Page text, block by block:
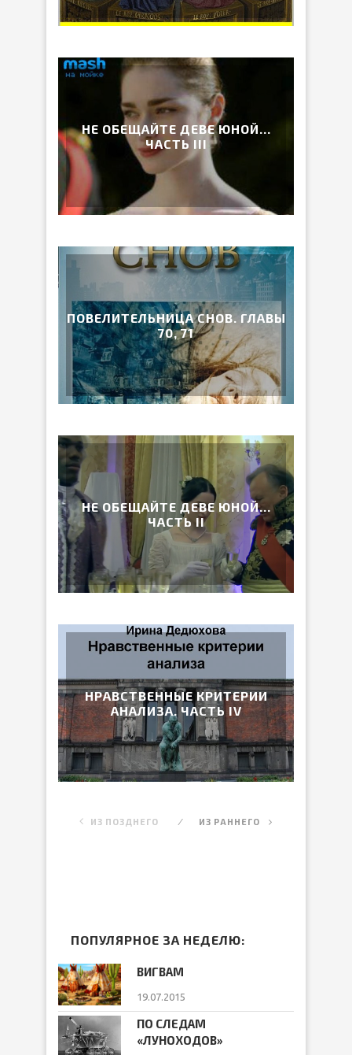
НЕ ОБЕЩАЙТЕ ДЕВЕ ЮНОЙ…
ЧАСТЬ III
ПОВЕЛИТЕЛЬНИЦА СНОВ. ГЛАВЫ
70, 71
НЕ ОБЕЩАЙТЕ ДЕВЕ ЮНОЙ…
ЧАСТЬ II
НРАВСТВЕННЫЕ КРИТЕРИИ
АНАЛИЗА. ЧАСТЬ IV
ИЗ ПОЗДНЕГО ИЗ РАННЕГО
ПОПУЛЯРНОЕ ЗА НЕДЕЛЮ:
ВИГВАМ
19.07.2015
ПО СЛЕДАМ
«ЛУНОХОДОВ»